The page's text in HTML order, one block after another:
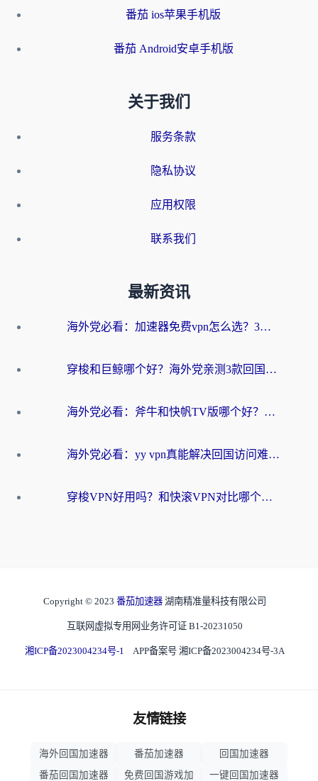
番茄 ios苹果手机版
番茄 Android安卓手机版
关于我们
服务条款
隐私协议
应用权限
联系我们
最新资讯
海外党必看：加速器免费vpn怎么选？3步教你无缝访问国内资源
穿梭和巨鲸哪个好？海外党亲测3款回国加速器，教你避开90%的坑
海外党必看：斧牛和快帆TV版哪个好？3分钟选对回国加速器，无缝刷B站、追热剧
海外党必看：yy vpn真能解决回国访问难题？附云极initap测评+免费方案对比
穿梭VPN好用吗？和快滚VPN对比哪个回国效果更好？海外党选回国加速器必看指南
Copyright © 2023 番茄加速器 湖南精准量科技有限公司
互联网虚拟专用网业务许可证 B1-20231050
湘ICP备2023004234号-1 APP备案号 湘ICP备2023004234号-3A
友情链接
海外回国加速器 番茄加速器
回国加速器
番茄回国加速器
免费回国游戏加 一键回国加速器